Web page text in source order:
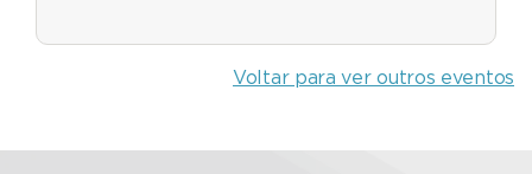
Voltar para ver outros eventos